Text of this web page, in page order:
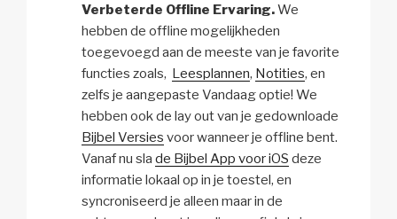
Verbeterde Offline Ervaring.We
hebben de offline mogelijkheden
toegevoegd aan de meeste van je favorite
functies zoals, Leesplannen, Notities, en
zelfs je aangepaste Vandaag optie! We
hebben ook de lay out van je gedownloade
Bijbel Versies voor wanneer je offline bent.
Vanaf nu sla de Bijbel App voor iOS deze
informatie lokaal op in je toestel, en
syncroniseerd je alleen maar in de